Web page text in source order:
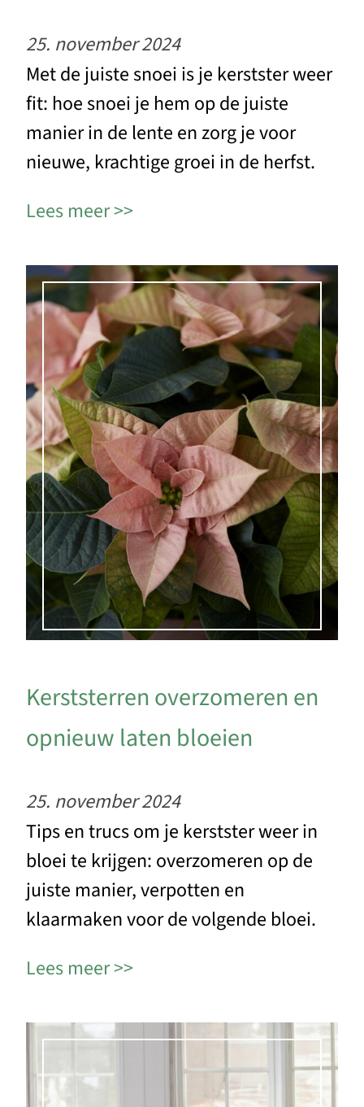
25. november 2024
Met de juiste snoei is je kerstster weer
fit: hoe snoei je hem op de juiste
manier in de lente en zorg je voor
nieuwe, krachtige groei in de herfst.
Lees meer
Kerststerren overzomeren en
opnieuw laten bloeien
25. november 2024
Tips en trucs om je kerstster weer in
bloei te krijgen: overzomeren op de
juiste manier, verpotten en
klaarmaken voor de volgende bloei.
Lees meer